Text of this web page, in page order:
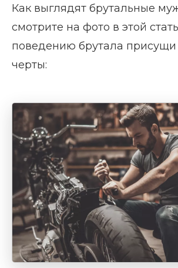
Как выглядят брутальные
смотрите на фото в этой
поведению брутала
черты: